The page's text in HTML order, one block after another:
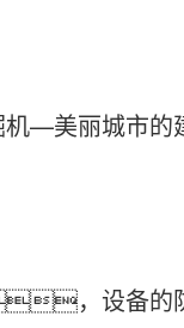
机—美丽城市的
，设备的